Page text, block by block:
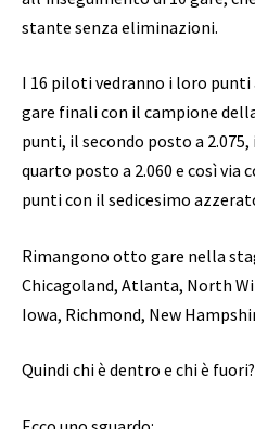
stante senza eliminazioni.
I 16 piloti vedranno i loro punti
gare finali con il campione
punti, il secondo posto a
quarto posto a 2.060 e così via
punti con il sedicesimo
Rimangono otto gare nella
Chicagoland, Atlanta, North
Iowa, Richmond, New
Quindi chi è dentro e chi è fuori?